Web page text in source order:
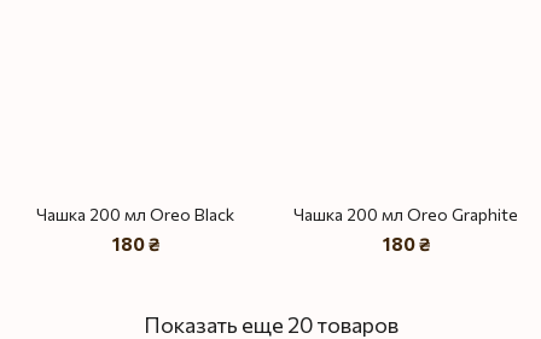
Чашка 200 мл Oreo Black
180 ₴
Чашка 200 мл Oreo Graphite
180 ₴
Показать еще 20 товаров